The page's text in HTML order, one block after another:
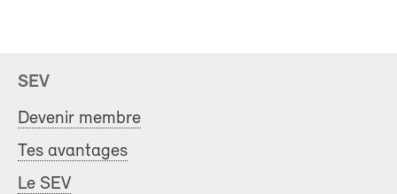
SEV
Devenir membre
Tes avantages
Le SEV